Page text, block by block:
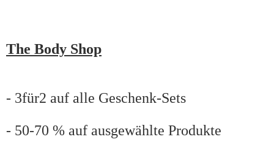
The Body Shop
- 3für2 auf alle Geschenk-Sets
- 50-70 % auf ausgewählte Produkte